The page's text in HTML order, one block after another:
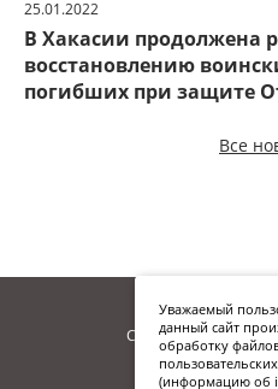
25.01.2022
В Хакасии продолжена
восстановлению
погибших при защите
Все
Сайт находится в
Уважаемый
данный сайт
обработку
(информацию об